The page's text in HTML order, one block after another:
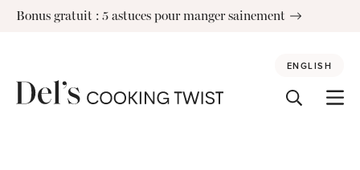
SkipBonus gratuit : 5 astuces pour manger sainement
ENGLISH